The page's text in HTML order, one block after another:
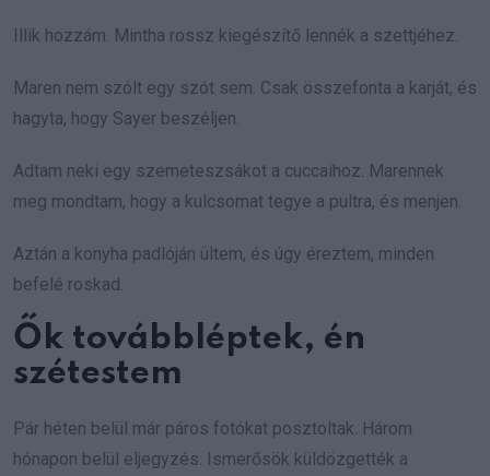
Illik hozzám. Mintha rossz kiegészítő lennék a szettjéhez.
Maren nem szólt egy szót sem. Csak összefonta a karját, és
hagyta, hogy Sayer beszéljen.
Adtam neki egy szemeteszsákot a cuccaihoz. Marennek
meg mondtam, hogy a kulcsomat tegye a pultra, és menjen.
Aztán a konyha padlóján ültem, és úgy éreztem, minden
befelé roskad.
Ők továbbléptek, én
szétestem
Pár héten belül már páros fotókat posztoltak. Három
hónapon belül eljegyzés. Ismerősök küldözgették a